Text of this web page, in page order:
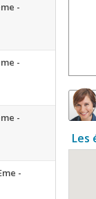
-
-
-
-
Les